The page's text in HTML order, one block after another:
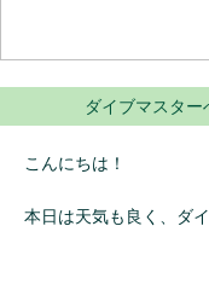
ダイブマスタ
こんにちは！
本日は天気も良く、ダ